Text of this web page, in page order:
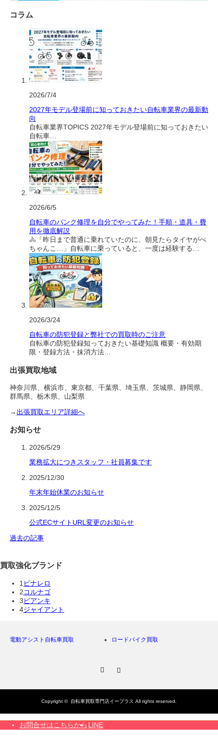
コラム
2026/7/4
2027年モデル登場前に知っておきたい自転車業界の最新動
向
自転車業界TOPICS 2027年モデル登場前に知っておきたい
自転車…
2026/6/5
自転車のパンク修理を自分でやってみた！手順・道具・費
用を徹底解説
🚴「昨日まで普通に乗れていたのに、朝見たらタイヤがぺ
ちゃんこ…」自転車に乗っていると、一度は経験する…
2026/3/24
自転車の防犯登録と弊社での買取時のご注意
自転車の防犯登録知っておきたい基礎知識 概要・有効期
限・登録方法・抹消方法…
出張買取地域
神奈川県、横浜市、東京都、千葉県、埼玉県、茨城県、静岡県、
群馬県、栃木県、山梨県
→出張買取エリア詳細へ
お知らせ
2026/5/29
業務拡大につきスタッフ・社員募集です
2025/12/30
年末年始休業のお知らせ
2025/12/5
公式ECサイトURL変更のお知らせ
過去の記事
買取強化ブランド
1 ピナレロ
2コルナゴ
3ビアンキ
4ジャイアント
電動アシスト自転車買取 ロードバイク買取
Copyright © 自転車買取専門店イープラス All rights reserved.
お問合せはこちらから LINE